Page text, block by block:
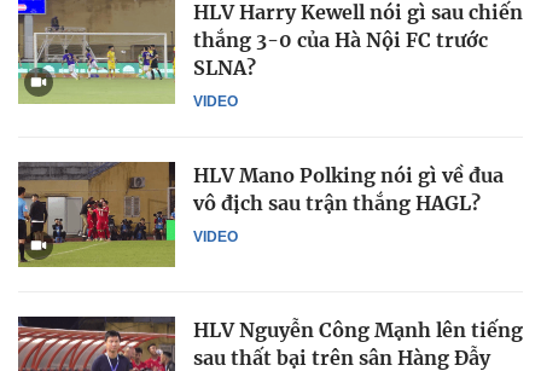
VIDEO
HLV Harry Kewell nói gì sau chiến
thắng 3-0 của Hà Nội FC trước
SLNA?
VIDEO
HLV Mano Polking nói gì về đua
vô địch sau trận thắng HAGL?
HLV Nguyễn Công Mạnh lên tiếng
sau thất bại trên sân Hàng Đẫy